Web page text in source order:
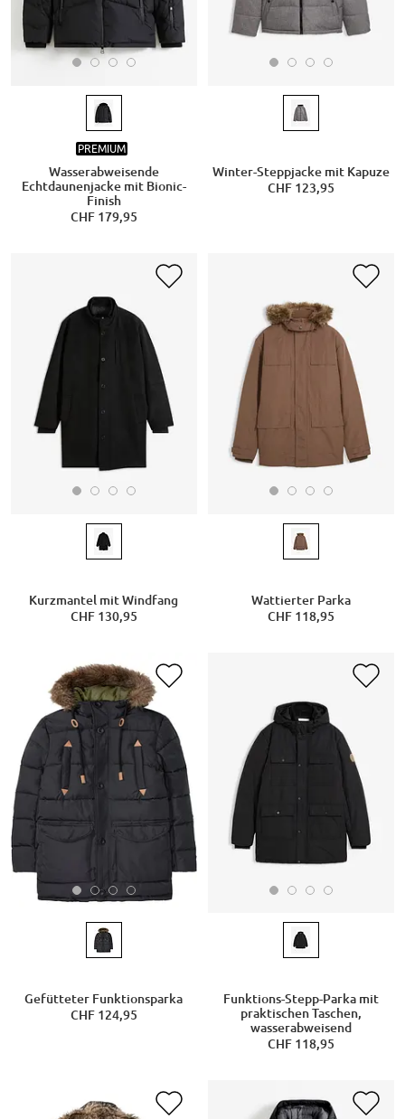
PREMIUM
Wasserabweisende
Echtdaunenjacke mit Bionic-
Finish
CHF 179,95
Winter-Steppjacke mit Kapuze
CHF 123,95
Kurzmantel mit Windfang
CHF 130,95
Wattierter Parka
CHF 118,95
Gefütteter Funktionsparka
CHF 124,95
Funktions-Stepp-Parka mit
praktischen Taschen,
wasserabweisend
CHF 118,95